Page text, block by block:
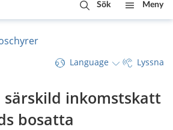
Sök Meny
Language Lyssna
särskild inkomstskatt
bosatta